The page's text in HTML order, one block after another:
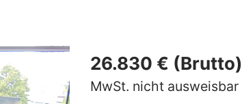
26.830 € (Brutto)
MwSt. nicht ausweisbar